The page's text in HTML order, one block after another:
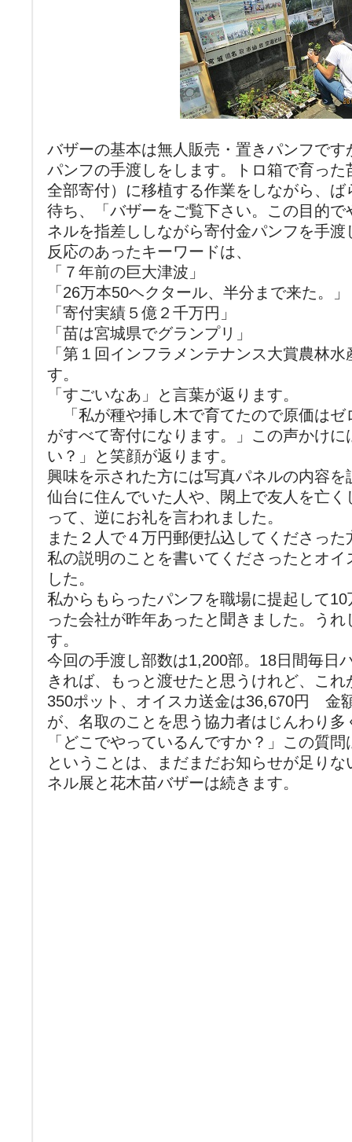
バザーの基本は無人販売・置きパンフで
パンフの手渡しをします。トロ箱で育っ
全部寄付）に移植する作業をしながら、
待ち、「バザーをご覧下さい。この目的
ネルを指差ししながら寄付金パンフを手渡
反応のあったキーワードは、
「７年前の巨大津波」
「26万本50ヘクタール、半分まで来た。」
「寄付実績５億２千万円」
「苗は宮城県でグランプリ」
「第１回インフラメンテナンス大賞農林
す。
「すごいなあ」と言葉が返ります。
「私が種や挿し木で育てたので原価はゼ
がすべて寄付になります。」この声かけ
い？」と笑顔が返ります。
興味を示された方には写真パネルの内容を
仙台に住んでいた人や、閖上で友人を亡
って、逆にお礼を言われました。
また２人で４万円郵便払込してくださっ
私の説明のことを書いてくださったとオ
した。
私からもらったパンフを職場に提起して
った会社が昨年あったと聞きました。う
す。
今回の手渡し部数は1,200部。18日間毎日
きれば、もっと渡せたと思うけれど、こ
350ポット、オイスカ送金は36,670円 金
が、名取のことを思う協力者はじんわり多
「どこでやっているんですか？」この質
ということは、まだまだお知らせが足り
ネル展と花木苗バザーは続きます。